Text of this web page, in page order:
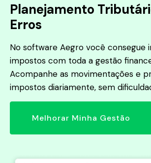
Planejamento
Erros
No software Aegro você consegue
impostos com toda a gestão
Acompanhe as movimentações e
impostos diariamente, sem
Melhorar Minha Gestão